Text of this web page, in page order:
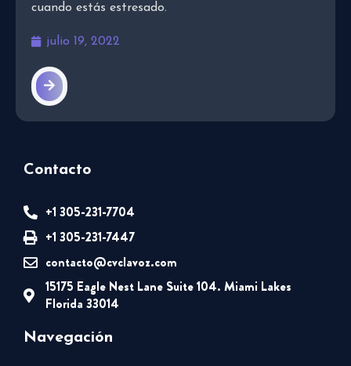
cuando estás estresado.
julio 19, 2022
Contacto
+1 305-231-7704
+1 305-231-7447
contacto@cvclavoz.com
15175 Eagle Nest Lane Suite 104. Miami Lakes
Florida 33014
Navegación